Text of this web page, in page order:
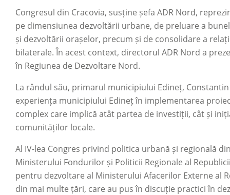
Congresul din Cracovia, susține șefa ADR Nord,
pe dimensiunea dezvoltării urbane, de preluare a
și dezvoltării orașelor, precum și de consolidare a
bilaterale. În acest context, directorul ADR Nord a
în Regiunea de Dezvoltare Nord.
La rândul său, primarul municipiului Edineț,
experiența municipiului Edineț în implementarea
complex care implică atât partea de investiții, cât și
comunităților locale.
Al IV-lea Congres privind politica urbană și regională
Ministerului Fondurilor și Politicii Regionale al
pentru dezvoltare al Ministerului Afacerilor Externe al
din mai multe țări, care au pus în discuție practici în